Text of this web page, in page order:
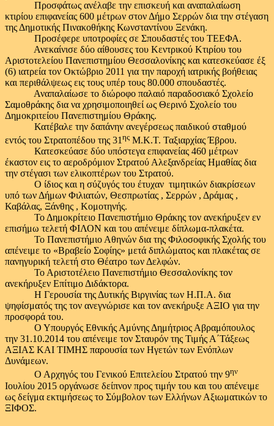
Προσφάτως ανέλαβε την επισκευή και αναπαλαίωση
κτιρίου επιφανείας 600 μέτρων στον Δήμο Σερρών δια την στέγαση
της Δημοτικής Πινακοθήκης Κωνσταντίνου Ξενάκη.
Προσέφερε υποτροφίες σε Σπουδαστές του ΤΕΕΦΑ.
Ανεκαίνισε δύο αίθουσες του Κεντρικού Κτιρίου του
Αριστοτελείου Πανεπιστημίου Θεσσαλονίκης και κατεσκεύασε έξ
(6) ιατρεία τον Οκτώβριο 2011 για την παροχή ιατρικής βοήθειας
και περιθάλψεως εις τους υπέρ τους 80.000 σπουδαστές.
Αναπαλαίωσε το διώροφο παλαιό παραδοσιακό Σχολείο
Σαμοθράκης δια να χρησιμοποιηθεί ως Θερινό Σχολείο του
Δημοκριτείου Πανεπιστημίου Θράκης.
Κατέβαλε την δαπάνην ανεγέρσεως παιδικού σταθμού
εντός του Στρατοπέδου της 31 ης Μ.Κ.Τ. Ταξιαρχίας Έβρου.
Κατεσκεύασε δύο υπόστεγα επιφανείας 460 μέτρων
έκαστον εις το αεροδρόμιον Στρατού Αλεξανδρείας Ημαθίας δια
την στέγασι των ελικοπτέρων του Στρατού.
Ο ίδιος και η σύζυγός του έτυχαν τιμητικών διακρίσεων
υπό των Δήμων Φιλιατών, Θεσπρωτίας , Σερρών , Δράμας ,
Καβάλας, Ξάνθης , Κομοτηνής.
Το Δημοκρίτειο Πανεπιστήμιο Θράκης τον ανεκήρυξεν εν
επισήμω τελετή ΦΙΛΟΝ και του απένειμε δίπλωμα-πλακέτα.
Το Πανεπιστήμιο Αθηνών δια της Φιλοσοφικής Σχολής του
απένειμε το «Βραβείο Σοφίης» μετά διπλώματος και πλακέτας σε
πανηγυρική τελετή στο Θέατρο των Δελφών.
Το Αριστοτέλειο Πανεπιστήμιο Θεσσαλονίκης τον
ανεκήρυξεν Επίτιμο Διδάκτορα.
Η Γερουσία της Δυτικής Βιργινίας των Η.Π.Α. δια
ψηφίσματός της τον ανεγνώρισε και τον ανεκήρυξε ΑΞΙΟ για την
προσφορά του.
Ο Υπουργός Εθνικής Αμύνης Δημήτριος Αβραμόπουλος
την 31.10.2014 του απένειμε τον Σταυρόν της Τιμής Α΄Τάξεως
ΑΞΙΑΣ ΚΑΙ ΤΙΜΗΣ παρουσία των Ηγετών των Ενόπλων
Δυνάμεων.
Ο Αρχηγός του Γενικού Επιτελείου Στρατού την 9ην
Ιουλίου 2015 οργάνωσε δείπνον προς τιμήν του και του απένειμε
ως δείγμα εκτιμήσεως το Σύμβολον των Ελλήνων Αξιωματικών το
ΞΙΦΟΣ.